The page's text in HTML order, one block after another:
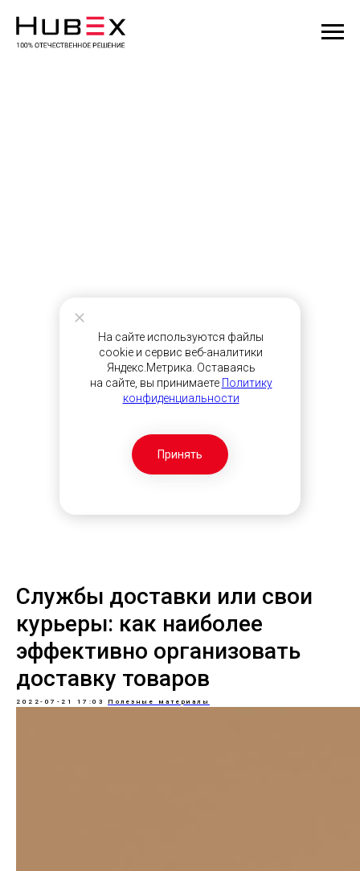
Принять
На сайте используются файлы
cookie и сервис веб-аналитики
Яндекс.Метрика. Оставаясь
на сайте, вы принимаете Политику
конфиденциальности
Службы доставки или свои
курьеры: как наиболее
эффективно организовать
доставку товаров
2022-07-21 17:03 Полезные материалы